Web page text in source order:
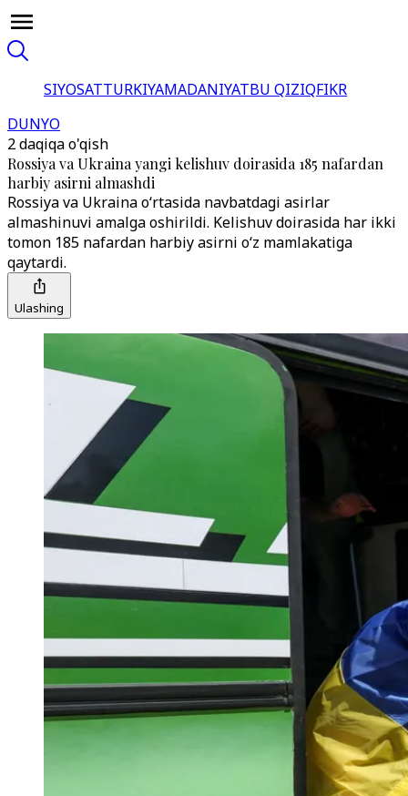
SIYOSATTURKIYAMADANIYATBU QIZIQFIKR
DUNYO
2 daqiqa o'qish
Rossiya va Ukraina yangi kelishuv doirasida 185 nafardan
harbiy asirni almashdi
Rossiya va Ukraina o‘rtasida navbatdagi asirlar
almashinuvi amalga oshirildi. Kelishuv doirasida har ikki
tomon 185 nafardan harbiy asirni o‘z mamlakatiga
qaytardi.
Ulashing